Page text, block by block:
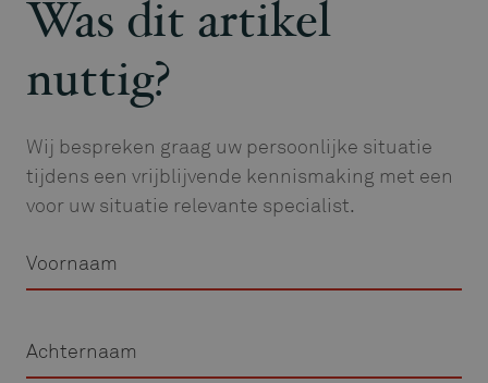
Was dit artikel
nuttig?
Wij bespreken graag uw persoonlijke situatie
tijdens een vrijblijvende kennismaking met een
voor uw situatie relevante specialist.